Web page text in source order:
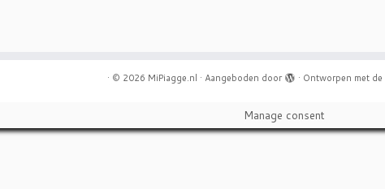
· © 2026 MiPiagge.nl · Aangeboden door · Ontworpen met de
Manage consent